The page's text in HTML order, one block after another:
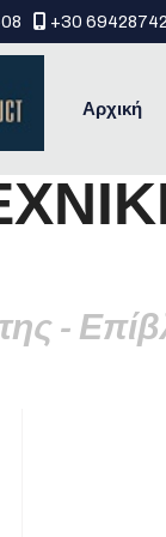
+30
Αρχική
-